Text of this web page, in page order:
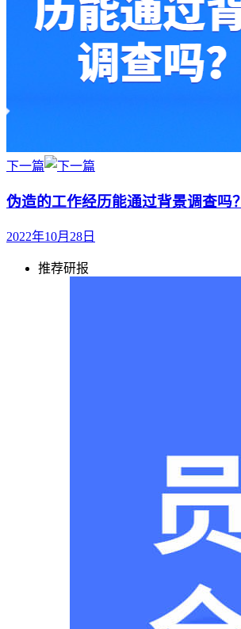
下一篇
伪造的工作经历能通过背景调查吗？
2022年10月28日
推荐研报